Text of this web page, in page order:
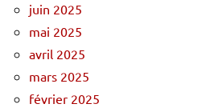
juin 2025
mai 2025
avril 2025
mars 2025
février 2025